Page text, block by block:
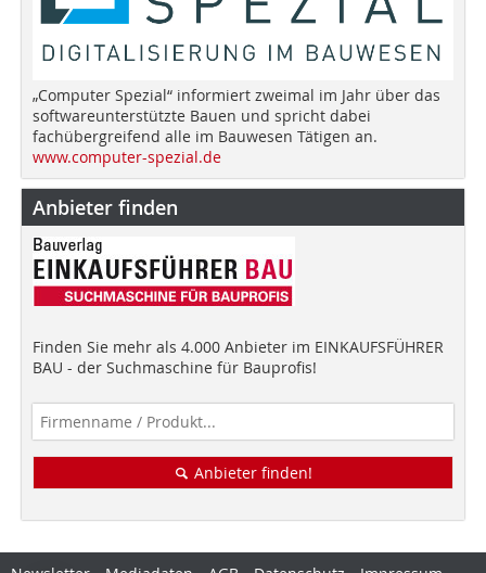
„Computer Spezial“ informiert zweimal im Jahr über das
softwareunterstützte Bauen und spricht dabei
fachübergreifend alle im Bauwesen Tätigen an.
www.computer-spezial.de
Anbieter finden
Finden Sie mehr als 4.000 Anbieter im EINKAUFSFÜHRER
BAU - der Suchmaschine für Bauprofis!
Anbieter finden!